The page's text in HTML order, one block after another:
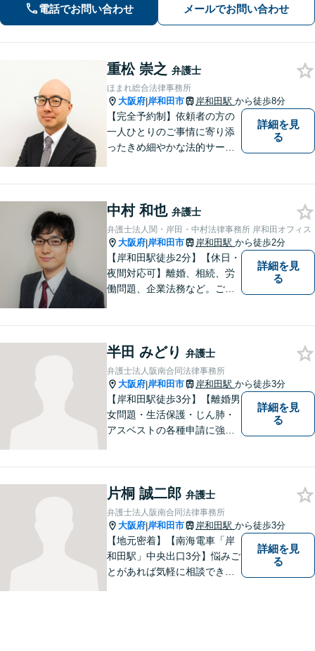
通事故に遭われてお困りの方はお気軽
にお電話ください【当日／夜間／休日
電話でお問い合わせ メールでお問い合わせ
重松 崇之 弁護士
ほまれ総合法律事務所
大阪府|岸和田市 岸和田駅 から徒歩8分
【完全予約制】依頼者の方の
一人ひとりのご事情に寄り添
ったきめ細やかな法的サービ
分無料です。
詳細を見
る
中村 和也 弁護士
弁護士法人関・岸田・中村法律事務所 岸和田オフィス
大阪府|岸和田市 岸和田駅 から徒歩2分
【岸和田駅徒歩2分】【休日・
夜間対応可】離婚、相続、労
働問題、企業法務など。ご依
はお一人で抱えず、ぜひ弁護
士へご相談ください【完全個
室】
詳細を見
る
半田 みどり 弁護士
弁護士法人阪南合同法律事務所
大阪府|岸和田市 岸和田駅 から徒歩3分
【岸和田駅徒歩3分】【離婚男
女問題・生活保護・じん肺・
アスベストの各種申請に強
す。お困りごとがあれば、お
気軽にご相談ください。
詳細を見
る
片桐 誠二郎 弁護士
弁護士法人阪南合同法律事務所
大阪府|岸和田市 岸和田駅 から徒歩3分
【地元密着】【南海電車「岸
和田駅」中央出口3分】悩みご
とがあれば気軽に相談でき
詳細を見
る